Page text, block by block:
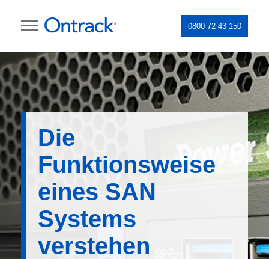
0800 72 43 150
Die
Funktionsweise
eines SAN
Systems
verstehen